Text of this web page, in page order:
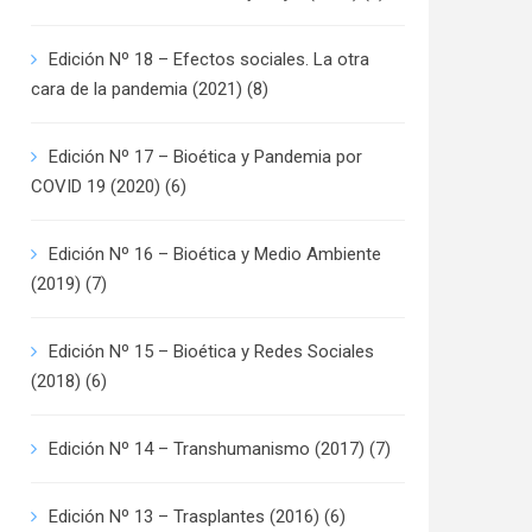
Edición Nº 18 – Efectos sociales. La otra
cara de la pandemia (2021) (8)
Edición Nº 17 – Bioética y Pandemia por
COVID 19 (2020) (6)
Edición Nº 16 – Bioética y Medio Ambiente
(2019) (7)
Edición Nº 15 – Bioética y Redes Sociales
(2018) (6)
Edición Nº 14 – Transhumanismo (2017) (7)
Edición Nº 13 – Trasplantes (2016) (6)